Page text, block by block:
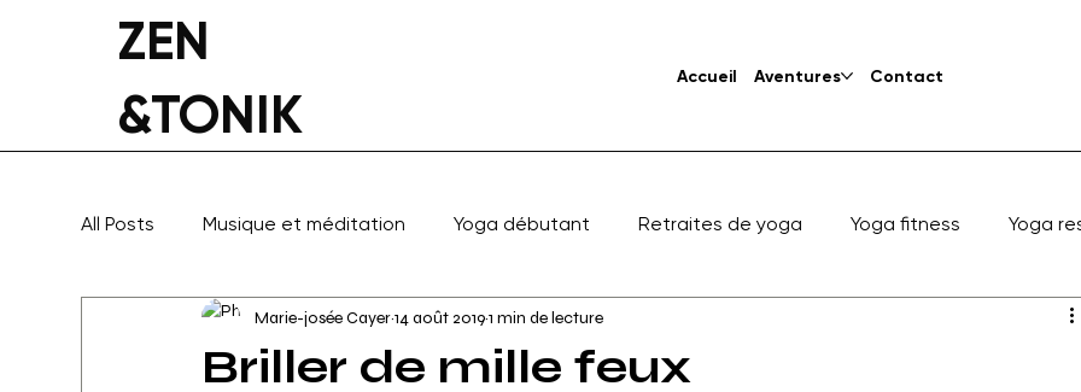
ZEN
&TONIK
Accueil Aventures Contact
All Posts Musique et méditation Yoga débutant Retraites de yoga Yoga fitness Yoga
Yoga thérapeutique Inspiration
Briller de mille feux
Marie-josée Cayer14 août 20191 min de lecture